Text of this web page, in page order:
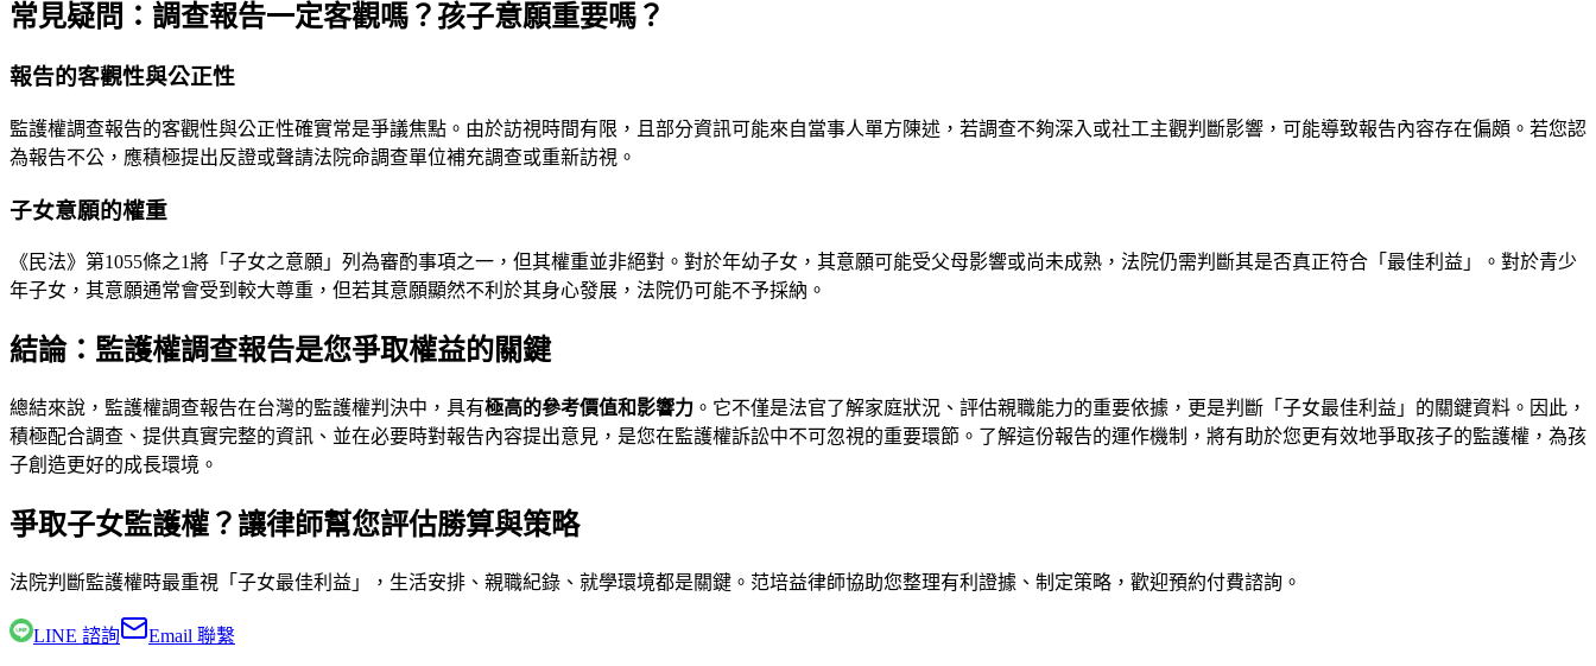
常見疑問：調查報告一定客觀嗎？孩子意願重要嗎？
報告的客觀性與公正性
監護權調查報告的客觀性與公正性確實常是爭議焦點。由於訪視時間有限，且部分資訊可能來自當事人單方陳述，若調查不夠深入或社工主觀判斷影響，可能導致報告內容存在偏頗。若您認
為報告不公，應積極提出反證或聲請法院命調查單位補充調查或重新訪視。
子女意願的權重
《民法》第1055條之1將「子女之意願」列為審酌事項之一，但其權重並非絕對。對於年幼子女，其意願可能受父母影響或尚未成熟，法院仍需判斷其是否真正符合「最佳利益」。對於青少
年子女，其意願通常會受到較大尊重，但若其意願顯然不利於其身心發展，法院仍可能不予採納。
結論：監護權調查報告是您爭取權益的關鍵
總結來說，監護權調查報告在台灣的監護權判決中，具有極高的參考價值和影響力 。它不僅是法官了解家庭狀況、評估親職能力的重要依據，更是判斷「子女最佳利益」的關鍵資料。因此，
積極配合調查、提供真實完整的資訊、並在必要時對報告內容提出意見，是您在監護權訴訟中不可忽視的重要環節。了解這份報告的運作機制，將有助於您更有效地爭取孩子的監護權，為孩
子創造更好的成長環境。
爭取子女監護權？讓律師幫您評估勝算與策略
法院判斷監護權時最重視「子女最佳利益」，生活安排、親職紀錄、就學環境都是關鍵。 范培益律師協助您整理有利證據、制定策略，歡迎預約付費諮詢。
LINE 諮詢 Email 聯繫